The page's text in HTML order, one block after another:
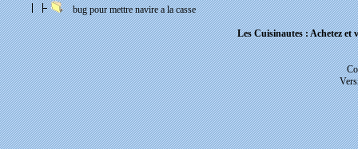
bug pour mettre navire a la casse
Les Cuisinautes : Achetez et